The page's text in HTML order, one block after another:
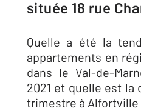
située 18 rue
Quelle a été la
appartements en
dans le Val-de-
2021 et quelle est la
trimestre à Alfortville